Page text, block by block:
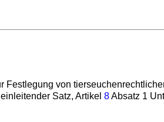
Festlegung von
einleitender Satz, Artikel 8Absatz 1